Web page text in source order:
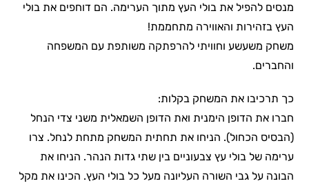
מנסים להפיל את בולי העץ מתוך הערימה. הם דוחפים את בולי
העץ בזהירות והאווירה מתחממת!
משחק משעשע וחוויתי להרפתקה משותפת עם המשפחה
והחברים.
כך תרכיבו את המשחק בקלות:
חברו את הדופן הימנית ואת הדופן השמאלית משני צדי הנחל
(הבסיס הכחול). הניחו את תחתית המשחק מתחת לנחל. צרו
ערימה של בולי עץ צבעוניים בין שתי גדות הנהר. הניחו את
הבונה על גבי השורה העליונה מעל כל בולי העץ. הכינו את מקל